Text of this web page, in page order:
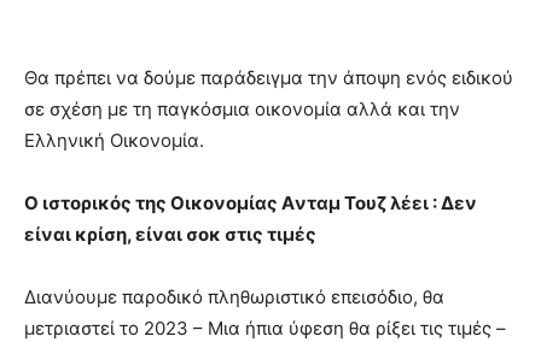
Θα πρέπει να δούμε παράδειγμα την άποψη ενός ειδικού
σε σχέση με τη παγκόσμια οικονομία αλλά και την
Ελληνική Οικονομία.
Ο ιστορικός της Οικονομίας Aνταμ Τουζ λέει : Δεν
είναι κρίση, είναι σοκ στις τιμές
Διανύουμε παροδικό πληθωριστικό επεισόδιο, θα
μετριαστεί το 2023 – Μια ήπια ύφεση θα ρίξει τις τιμές –